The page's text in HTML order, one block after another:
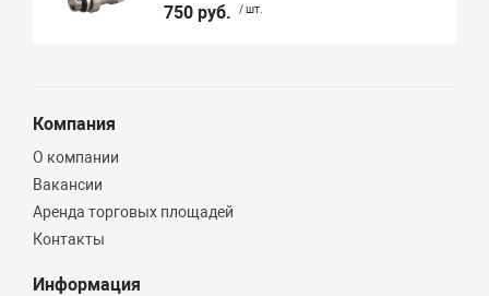
750 руб. / шт.
Компания
О компании
Вакансии
Аренда торговых площадей
Контакты
Информация